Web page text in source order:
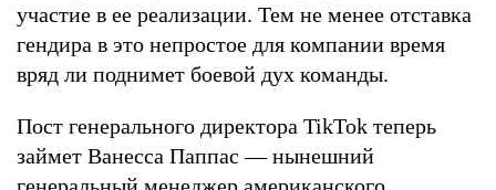
участие в ее реализации. Тем не менее отставка
гендира в это непростое для компании время
вряд ли поднимет боевой дух команды.
Пост генерального директора TikTok теперь
займет Ванесса Паппас — нынешний